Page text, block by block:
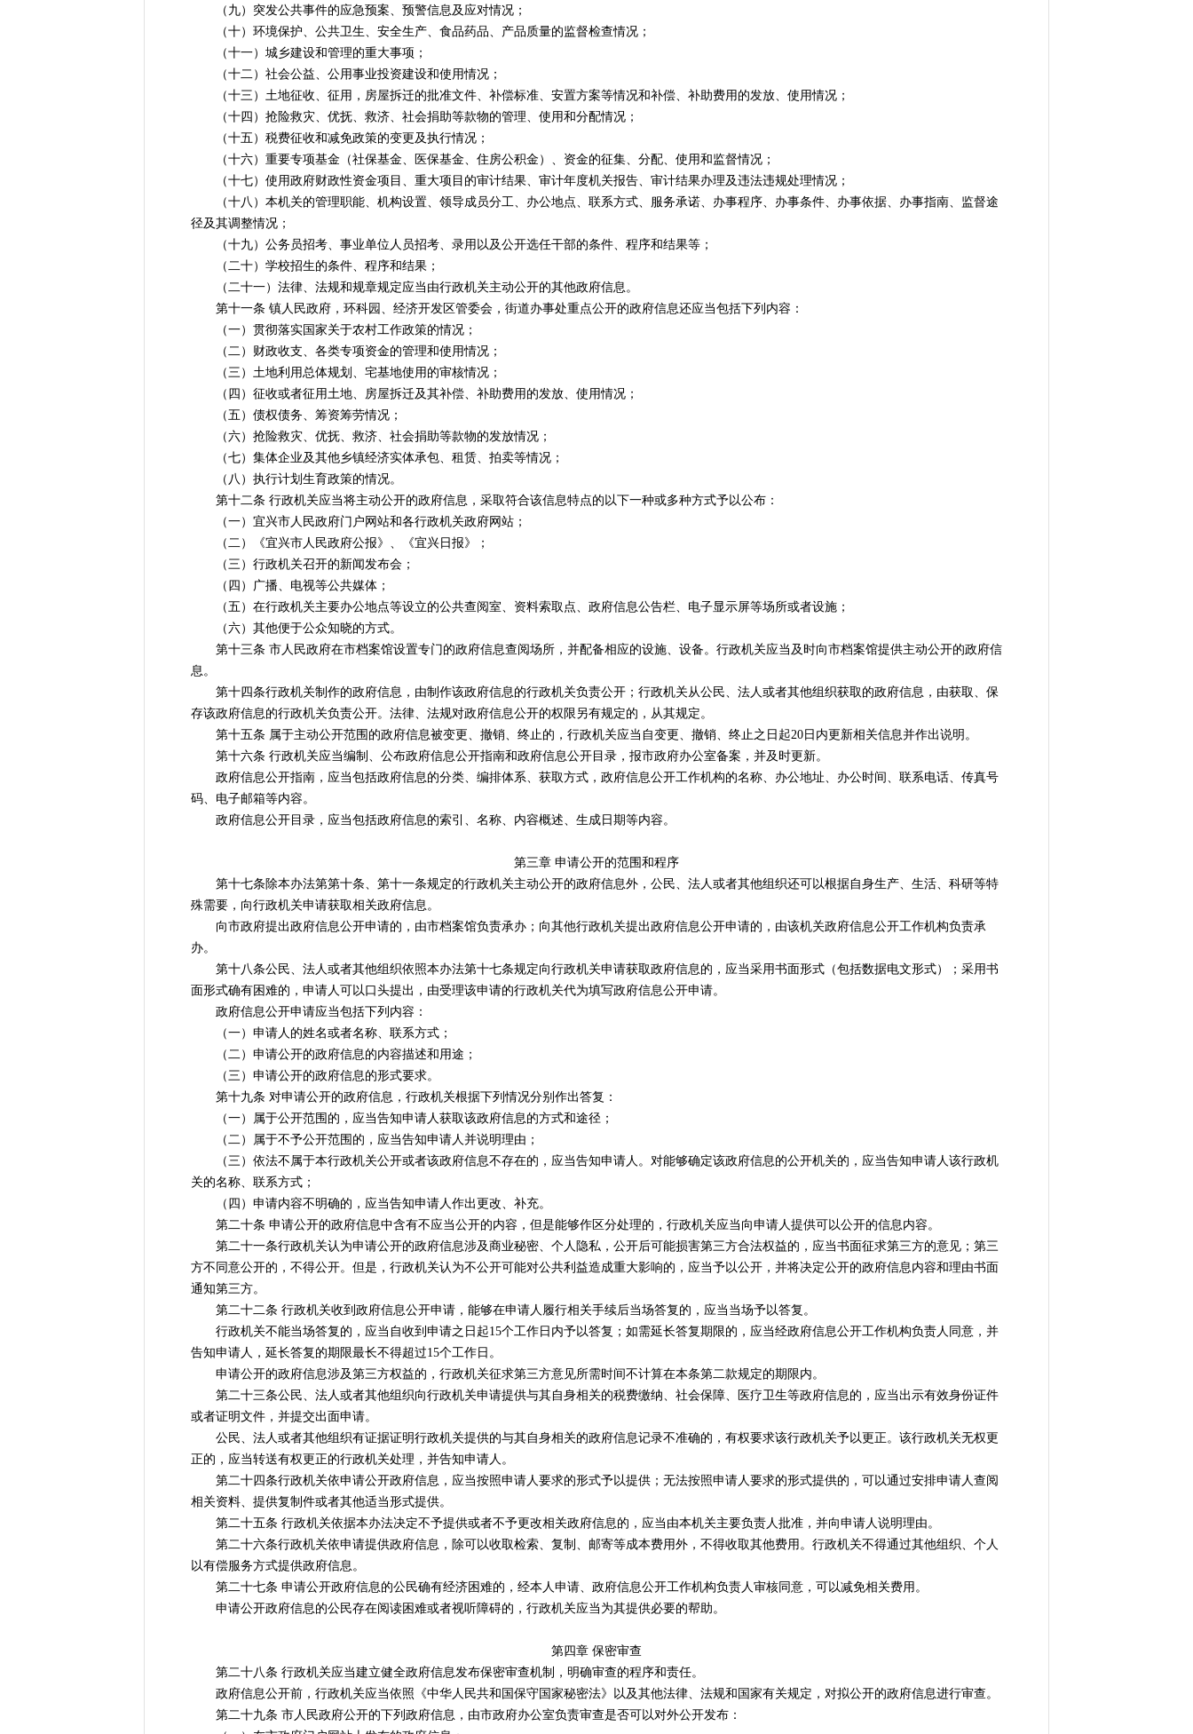
（九）突发公共事件的应急预案、预警信息及应对情况；
（十）环境保护、公共卫生、安全生产、食品药品、产品质量的监督检查情况；
（十一）城乡建设和管理的重大事项；
（十二）社会公益、公用事业投资建设和使用情况；
（十三）土地征收、征用，房屋拆迁的批准文件、补偿标准、安置方案等情况和补偿、补助费用的发放、使用情况；
（十四）抢险救灾、优抚、救济、社会捐助等款物的管理、使用和分配情况；
（十五）税费征收和减免政策的变更及执行情况；
（十六）重要专项基金（社保基金、医保基金、住房公积金）、资金的征集、分配、使用和监督情况；
（十七）使用政府财政性资金项目、重大项目的审计结果、审计年度机关报告、审计结果办理及违法违规处理情况；
（十八）本机关的管理职能、机构设置、领导成员分工、办公地点、联系方式、服务承诺、办事程序、办事条件、办事依据、办事指南、监督途
径及其调整情况；
（十九）公务员招考、事业单位人员招考、录用以及公开选任干部的条件、程序和结果等；
（二十）学校招生的条件、程序和结果；
（二十一）法律、法规和规章规定应当由行政机关主动公开的其他政府信息。
第十一条 镇人民政府，环科园、经济开发区管委会，街道办事处重点公开的政府信息还应当包括下列内容：
（一）贯彻落实国家关于农村工作政策的情况；
（二）财政收支、各类专项资金的管理和使用情况；
（三）土地利用总体规划、宅基地使用的审核情况；
（四）征收或者征用土地、房屋拆迁及其补偿、补助费用的发放、使用情况；
（五）债权债务、筹资筹劳情况；
（六）抢险救灾、优抚、救济、社会捐助等款物的发放情况；
（七）集体企业及其他乡镇经济实体承包、租赁、拍卖等情况；
（八）执行计划生育政策的情况。
第十二条 行政机关应当将主动公开的政府信息，采取符合该信息特点的以下一种或多种方式予以公布：
（一）宜兴市人民政府门户网站和各行政机关政府网站；
（二）《宜兴市人民政府公报》、《宜兴日报》；
（三）行政机关召开的新闻发布会；
（四）广播、电视等公共媒体；
（五）在行政机关主要办公地点等设立的公共查阅室、资料索取点、政府信息公告栏、电子显示屏等场所或者设施；
（六）其他便于公众知晓的方式。
第十三条 市人民政府在市档案馆设置专门的政府信息查阅场所，并配备相应的设施、设备。行政机关应当及时向市档案馆提供主动公开的政府信
息。
第十四条行政机关制作的政府信息，由制作该政府信息的行政机关负责公开；行政机关从公民、法人或者其他组织获取的政府信息，由获取、保
存该政府信息的行政机关负责公开。法律、法规对政府信息公开的权限另有规定的，从其规定。
第十五条 属于主动公开范围的政府信息被变更、撤销、终止的，行政机关应当自变更、撤销、终止之日起20日内更新相关信息并作出说明。
第十六条 行政机关应当编制、公布政府信息公开指南和政府信息公开目录，报市政府办公室备案，并及时更新。
政府信息公开指南，应当包括政府信息的分类、编排体系、获取方式，政府信息公开工作机构的名称、办公地址、办公时间、联系电话、传真号
码、电子邮箱等内容。
政府信息公开目录，应当包括政府信息的索引、名称、内容概述、生成日期等内容。
第三章 申请公开的范围和程序
第十七条除本办法第第十条、第十一条规定的行政机关主动公开的政府信息外，公民、法人或者其他组织还可以根据自身生产、生活、科研等特
殊需要，向行政机关申请获取相关政府信息。
向市政府提出政府信息公开申请的，由市档案馆负责承办；向其他行政机关提出政府信息公开申请的，由该机关政府信息公开工作机构负责承
办。
第十八条公民、法人或者其他组织依照本办法第十七条规定向行政机关申请获取政府信息的，应当采用书面形式（包括数据电文形式）；采用书
面形式确有困难的，申请人可以口头提出，由受理该申请的行政机关代为填写政府信息公开申请。
政府信息公开申请应当包括下列内容：
（一）申请人的姓名或者名称、联系方式；
（二）申请公开的政府信息的内容描述和用途；
（三）申请公开的政府信息的形式要求。
第十九条 对申请公开的政府信息，行政机关根据下列情况分别作出答复：
（一）属于公开范围的，应当告知申请人获取该政府信息的方式和途径；
（二）属于不予公开范围的，应当告知申请人并说明理由；
（三）依法不属于本行政机关公开或者该政府信息不存在的，应当告知申请人。对能够确定该政府信息的公开机关的，应当告知申请人该行政机
关的名称、联系方式；
（四）申请内容不明确的，应当告知申请人作出更改、补充。
第二十条 申请公开的政府信息中含有不应当公开的内容，但是能够作区分处理的，行政机关应当向申请人提供可以公开的信息内容。
第二十一条行政机关认为申请公开的政府信息涉及商业秘密、个人隐私，公开后可能损害第三方合法权益的，应当书面征求第三方的意见；第三
方不同意公开的，不得公开。但是，行政机关认为不公开可能对公共利益造成重大影响的，应当予以公开，并将决定公开的政府信息内容和理由书面
通知第三方。
第二十二条 行政机关收到政府信息公开申请，能够在申请人履行相关手续后当场答复的，应当当场予以答复。
行政机关不能当场答复的，应当自收到申请之日起15个工作日内予以答复；如需延长答复期限的，应当经政府信息公开工作机构负责人同意，并
告知申请人，延长答复的期限最长不得超过15个工作日。
申请公开的政府信息涉及第三方权益的，行政机关征求第三方意见所需时间不计算在本条第二款规定的期限内。
第二十三条公民、法人或者其他组织向行政机关申请提供与其自身相关的税费缴纳、社会保障、医疗卫生等政府信息的，应当出示有效身份证件
或者证明文件，并提交出面申请。
公民、法人或者其他组织有证据证明行政机关提供的与其自身相关的政府信息记录不准确的，有权要求该行政机关予以更正。该行政机关无权更
正的，应当转送有权更正的行政机关处理，并告知申请人。
第二十四条行政机关依申请公开政府信息，应当按照申请人要求的形式予以提供；无法按照申请人要求的形式提供的，可以通过安排申请人查阅
相关资料、提供复制件或者其他适当形式提供。
第二十五条 行政机关依据本办法决定不予提供或者不予更改相关政府信息的，应当由本机关主要负责人批准，并向申请人说明理由。
第二十六条行政机关依申请提供政府信息，除可以收取检索、复制、邮寄等成本费用外，不得收取其他费用。行政机关不得通过其他组织、个人
以有偿服务方式提供政府信息。
第二十七条 申请公开政府信息的公民确有经济困难的，经本人申请、政府信息公开工作机构负责人审核同意，可以减免相关费用。
申请公开政府信息的公民存在阅读困难或者视听障碍的，行政机关应当为其提供必要的帮助。
第四章 保密审查
第二十八条 行政机关应当建立健全政府信息发布保密审查机制，明确审查的程序和责任。
政府信息公开前，行政机关应当依照《中华人民共和国保守国家秘密法》以及其他法律、法规和国家有关规定，对拟公开的政府信息进行审查。
第二十九条 市人民政府公开的下列政府信息，由市政府办公室负责审查是否可以对外公开发布：